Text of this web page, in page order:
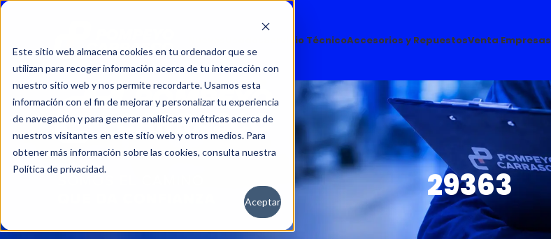
Este sitio web almacena cookies en tu ordenador que se
utilizan para recoger información acerca de tu interacción con
nuestro sitio web y nos permite recordarte. Usamos esta
información con el fin de mejorar y personalizar tu experiencia
de navegación y para generar analíticas y métricas acerca de
nuestros visitantes en este sitio web y otros medios. Para
obtener más información sobre las cookies, consulta nuestra
Política de privacidad.
Aceptar
Servicio TécnicoAccesorios y RepuestosVenta Empresas
29363